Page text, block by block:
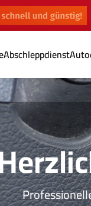
Abschleppdienst